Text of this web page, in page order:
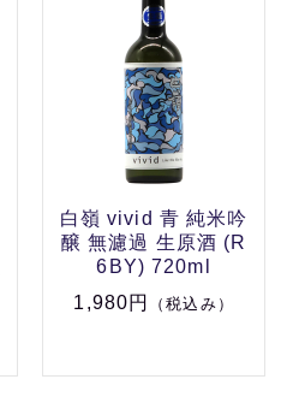
白嶺 vivid 青 純米吟
醸 無濾過 生原酒 (R
6BY) 720ml
1,980円
（税込み）